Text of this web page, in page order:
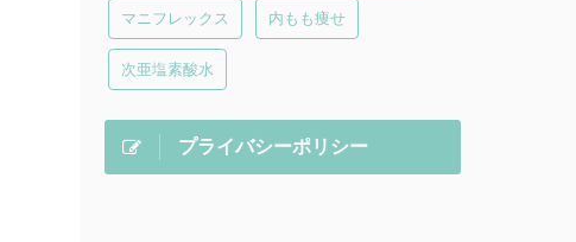
マニフレックス 内もも痩せ
次亜塩素酸水
プライバシーポリシー